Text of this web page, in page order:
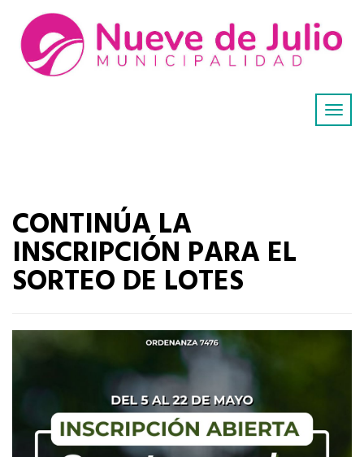
CONTINÚA LA
INSCRIPCIÓN PARA EL
SORTEO DE LOTES